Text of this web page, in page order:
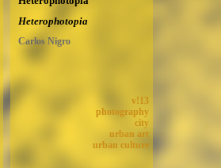
Heterophotopia
Carlos Nigro
v!13
photography
city
urban art
urban culture